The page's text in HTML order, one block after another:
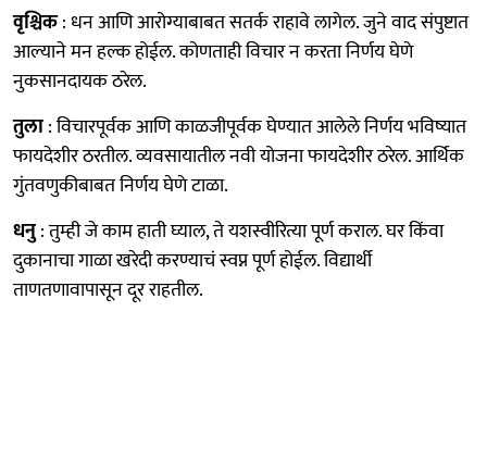
वृश्चिक: धन आणि आरोग्याबाबत सतर्क राहावे लागेल. जुने वाद संपुष्टात
आल्याने मन हल्क होईल. कोणताही विचार न करता निर्णय घेणे
नुकसानदायक ठरेल.
तुला: विचारपूर्वक आणि काळजीपूर्वक घेण्यात आलेले निर्णय भविष्यात
फायदेशीर ठरतील. व्यवसायातील नवी योजना फायदेशीर ठरेल. आर्थिक
गुंतवणुकीबाबत निर्णय घेणे टाळा.
धनु: तुम्ही जे काम हाती घ्याल, ते यशस्वीरित्या पूर्ण कराल. घर किंवा
दुकानाचा गाळा खरेदी करण्याचं स्वप्न पूर्ण होईल. विद्यार्थी
ताणतणावापासून दूर राहतील.